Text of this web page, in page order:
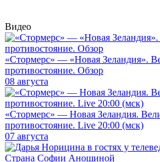
Видео
«Стормерс» — «Новая Зеландия».
противостояние. Обзор
08 августа
«Стормерс» — Новая Зеландия.
противостояние. Live 20:00 (мск)
07 августа